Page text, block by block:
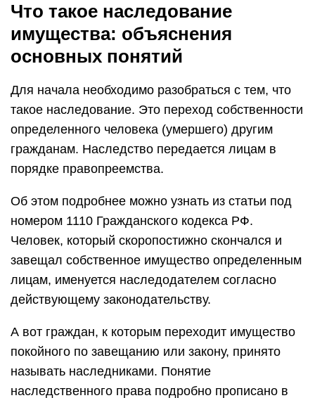
Что такое наследование
имущества: объяснения
основных понятий
Для начала необходимо разобраться с тем, что
такое наследование. Это переход собственности
определенного человека (умершего) другим
гражданам. Наследство передается лицам в
порядке правопреемства.
Об этом подробнее можно узнать из статьи под
номером 1110 Гражданского кодекса РФ.
Человек, который скоропостижно скончался и
завещал собственное имущество определенным
лицам, именуется наследодателем согласно
действующему законодательству.
А вот граждан, к которым переходит имущество
покойного по завещанию или закону, принято
называть наследниками. Понятие
наследственного права подробно прописано в